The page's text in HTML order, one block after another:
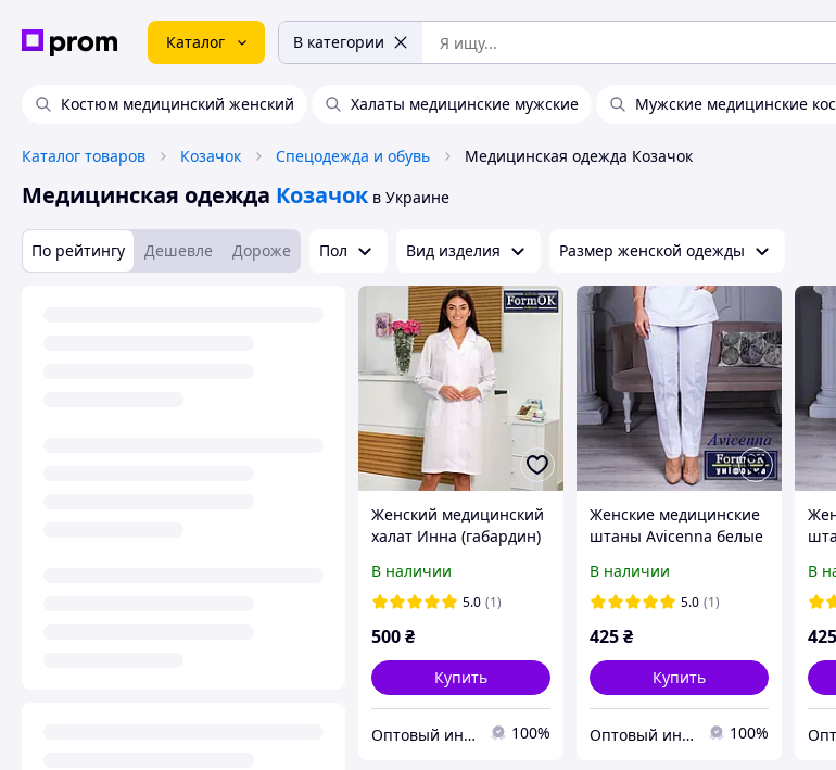
Каталог В категории
Костюм медицинский женский Халаты медицинские мужские Мужские медицинские
Каталог товаров Козачок Спецодежда и обувь Медицинская одежда Козачок
Медицинская одежда Козачок в Украине
По рейтингу Дешевле Дороже Пол Вид изделия Размер женской одежды
Женский медицинский
халат Инна (габардин)
В наличии
5.0 (1)
500₴
Купить
Оптовый интернет-магазин производителей одежды "Butikok" 100%
Женские медицинские
штаны Avicenna белые
В наличии
5.0 (1)
425₴
Купить
Оптовый интернет-магазин производителей одежды "Butikok" 100%
В
425